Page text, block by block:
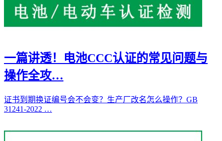
一篇讲透！电池CCC认证的常见问题与
操作全攻…
证书到期换证编号会不会变？生产厂改名怎么操作？GB
31241-2022 …